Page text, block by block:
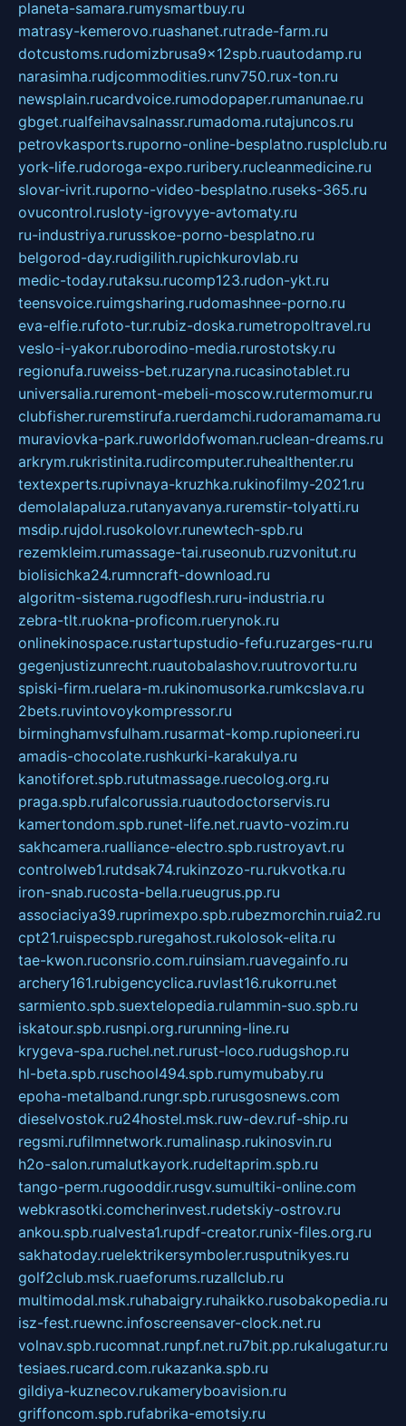
planeta-samara.rumysmartbuy.ru
matrasy-kemerovo.ruashanet.rutrade-farm.ru
dotcustoms.rudomizbrusa9x12spb.ruautodamp.ru
narasimha.rudjcommodities.runv750.rux-ton.ru
newsplain.rucardvoice.rumodopaper.rumanunae.ru
gbget.rualfeihavsalnassr.rumadoma.rutajuncos.ru
petrovkasports.ruporno-online-besplatno.rusplclub.ru
york-life.rudoroga-expo.ruribery.rucleanmedicine.ru
slovar-ivrit.ruporno-video-besplatno.ruseks-365.ru
ovucontrol.rusloty-igrovyye-avtomaty.ru
ru-industriya.rurusskoe-porno-besplatno.ru
belgorod-day.rudigilith.rupichkurovlab.ru
medic-today.rutaksu.rucomp123.rudon-ykt.ru
teensvoice.ruimgsharing.rudomashnee-porno.ru
eva-elfie.rufoto-tur.rubiz-doska.rumetropoltravel.ru
veslo-i-yakor.ruborodino-media.rurostotsky.ru
regionufa.ruweiss-bet.ruzaryna.rucasinotablet.ru
universalia.ruremont-mebeli-moscow.rutermomur.ru
clubfisher.ruremstirufa.ruerdamchi.rudoramamama.ru
muraviovka-park.ruworldofwoman.ruclean-dreams.ru
arkrym.rukristinita.rudircomputer.ruhealthenter.ru
textexperts.rupivnaya-kruzhka.rukinofilmy-2021.ru
demolalapaluza.rutanyavanya.ruremstir-tolyatti.ru
msdip.rujdol.rusokolovr.runewtech-spb.ru
rezemkleim.rumassage-tai.ruseonub.ruzvonitut.ru
biolisichka24.rumncraft-download.ru
algoritm-sistema.rugodflesh.ruru-industria.ru
zebra-tlt.ruokna-proficom.ruerynok.ru
onlinekinospace.rustartupstudio-fefu.ruzarges-ru.ru
gegenjustizunrecht.ruautobalashov.ruutrovortu.ru
spiski-firm.ruelara-m.rukinomusorka.rumkcslava.ru
2bets.ruvintovoykompressor.ru
birminghamvsfulham.rusarmat-komp.rupioneeri.ru
amadis-chocolate.rushkurki-karakulya.ru
kanotiforet.spb.rututmassage.ruecolog.org.ru
praga.spb.rufalcorussia.ruautodoctorservis.ru
kamertondom.spb.runet-life.net.ruavto-vozim.ru
sakhcamera.rualliance-electro.spb.rustroyavt.ru
controlweb1.rutdsak74.rukinzozo-ru.rukvotka.ru
iron-snab.rucosta-bella.rueugrus.pp.ru
associaciya39.ruprimexpo.spb.rubezmorchin.ruia2.ru
cpt21.ruispecspb.ruregahost.rukolosok-elita.ru
tae-kwon.ruconsrio.com.ruinsiam.ruavegainfo.ru
archery161.rubigencyclica.ruvlast16.rukorru.net
sarmiento.spb.suextelopedia.rulammin-suo.spb.ru
iskatour.spb.rusnpi.org.rurunning-line.ru
krygeva-spa.ruchel.net.rurust-loco.rudugshop.ru
hl-beta.spb.ruschool494.spb.rumymubaby.ru
epoha-metalband.rungr.spb.rurusgosnews.com
dieselvostok.ru24hostel.msk.ruw-dev.ruf-ship.ru
regsmi.rufilmnetwork.rumalinasp.rukinosvin.ru
h2o-salon.rumalutkayork.rudeltaprim.spb.ru
tango-perm.rugooddir.rusgv.sumultiki-online.com
webkrasotki.comcherinvest.rudetskiy-ostrov.ru
ankou.spb.rualvesta1.rupdf-creator.runix-files.org.ru
sakhatoday.ruelektrikersymboler.rusputnikyes.ru
golf2club.msk.ruaeforums.ruzallclub.ru
multimodal.msk.ruhabaigry.ruhaikko.rusobakopedia.ru
isz-fest.ruewnc.infoscreensaver-clock.net.ru
volnav.spb.rucomnat.runpf.net.ru7bit.pp.rukalugatur.ru
tesiaes.rucard.com.rukazanka.spb.ru
gildiya-kuznecov.rukameryboavision.ru
griffoncom.spb.rufabrika-emotsiy.ru